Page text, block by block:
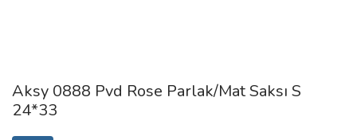
Aksy 0888 Pvd Rose Parlak/Mat Saksı S
24*33